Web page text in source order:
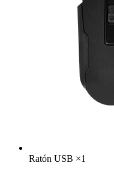
Ratón USB ×1